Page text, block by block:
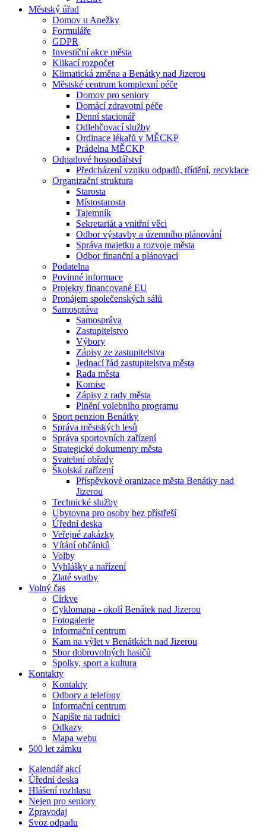
Městský úřad
Domov u Anežky
Formuláře
GDPR
Investiční akce města
Klikací rozpočet
Klimatická změna a Benátky nad Jizerou
Městské centrum komplexní péče
Domov pro seniory
Domácí zdravotní péče
Denní stacionář
Odlehčovací služby
Ordinace lékařů v MĚCKP
Prádelna MĚCKP
Odpadové hospodářství
Předcházení vzniku odpadů, třídění, recyklace
Organizační struktura
Starosta
Místostarosta
Tajemník
Sekretariát a vnitřní věci
Odbor výstavby a územního plánování
Správa majetku a rozvoje města
Odbor finanční a plánovací
Podatelna
Povinné informace
Projekty financované EU
Pronájem společenských sálů
Samospráva
Samospráva
Zastupitelstvo
Výbory
Zápisy ze zastupitelstva
Jednací řád zastupitelstva města
Rada města
Komise
Zápisy z rady města
Plnění volebního programu
Sport penzion Benátky
Správa městských lesů
Správa sportovních zařízení
Strategické dokumenty města
Svatební obřady
Školská zařízení
Příspěvkové oranizace města Benátky nad
Jizerou
Technické služby
Ubytovna pro osoby bez přístřeší
Úřední deska
Veřejné zakázky
Vítání občánků
Volby
Vyhlášky a nařízení
Zlaté svatby
Volný čas
Církve
Cyklomapa - okolí Benátek nad Jizerou
Fotogalerie
Informační centrum
Kam na výlet v Benátkách nad Jizerou
Sbor dobrovolných hasičů
Spolky, sport a kultura
Kontakty
Kontakty
Odbory a telefony
Informační centrum
Napište na radnici
Odkazy
Mapa webu
500 let zámku
Kalendář akcí
Úřední deska
Hlášení rozhlasu
Nejen pro seniory
Zpravodaj
Svoz odpadu